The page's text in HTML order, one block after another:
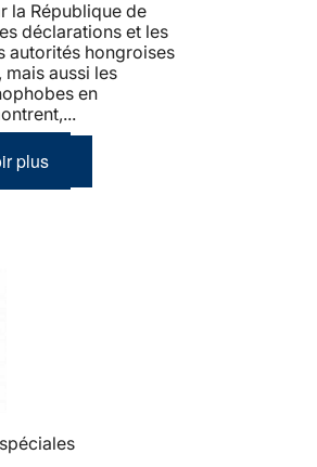
la République de
déclarations et les
autorités hongroises
aussi les
en
plus